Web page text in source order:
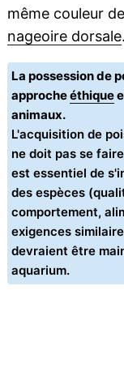
même couleur
nageoire dorsale.
La possession de
approcheéthique
animaux.
L'acquisition de
ne doit pas se
est essentiel de
des espèces
comportement,
exigences
devraient être
aquarium.